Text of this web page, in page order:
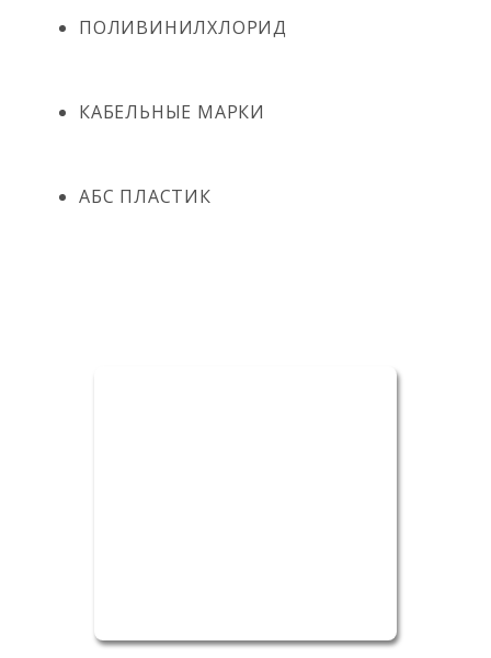
ПОЛИВИНИЛХЛОРИД
КАБЕЛЬНЫЕ МАРКИ
АБС ПЛАСТИК